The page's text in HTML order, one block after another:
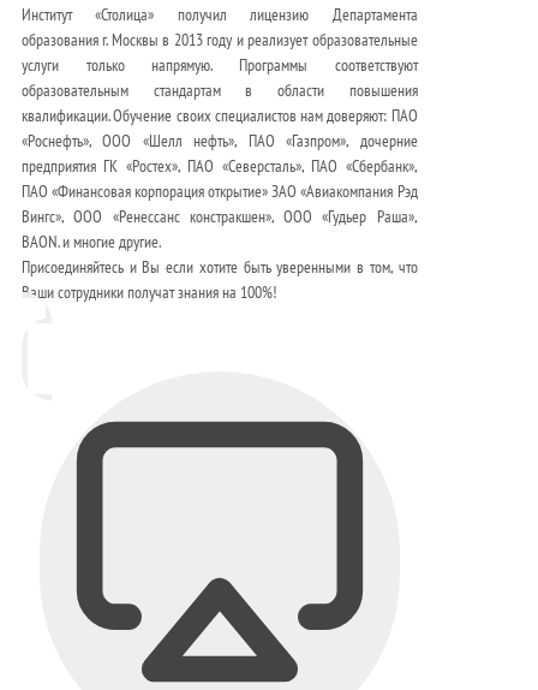
Институт «Столица» получил лицензию Департамента
образования г. Москвы в 2013 году и реализует образовательные
услуги только напрямую. Программы соответствуют
образовательным стандартам в области повышения
квалификации. Обучение своих специалистов нам доверяют: ПАО
«Роснефть», ООО «Шелл нефть», ПАО «Газпром», дочерние
предприятия ГК «Ростех», ПАО «Северсталь», ПАО «Сбербанк»,
ПАО «Финансовая корпорация открытие» ЗАО «Авиакомпания Рэд
Вингс», ООО «Ренессанс констракшен», ООО «Гудьер Раша»,
BAON. и многие другие.
Присоединяйтесь и Вы если хотите быть уверенными в том, что
Ваши сотрудники получат знания на 100%!